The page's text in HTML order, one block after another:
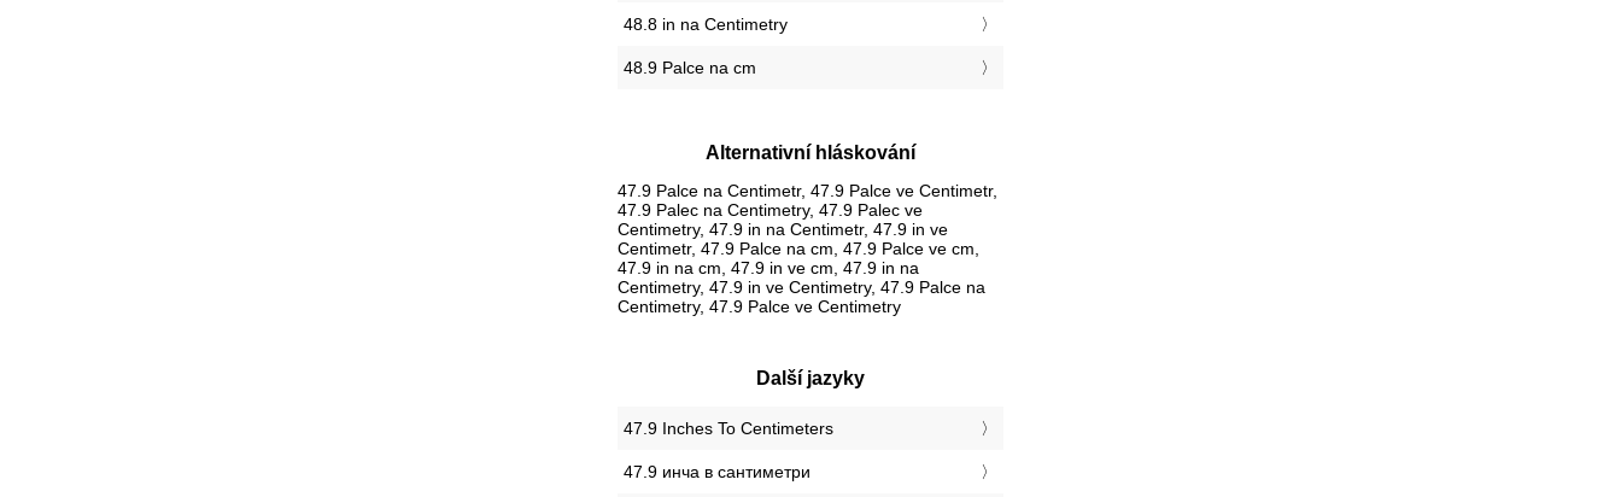
48.8 in na Centimetry
48.9 Palce na cm
Alternativní hláskování
47.9 Palce na Centimetr, 47.9 Palce ve Centimetr,
47.9 Palec na Centimetry, 47.9 Palec ve
Centimetry, 47.9 in na Centimetr, 47.9 in ve
Centimetr, 47.9 Palce na cm, 47.9 Palce ve cm,
47.9 in na cm, 47.9 in ve cm, 47.9 in na
Centimetry, 47.9 in ve Centimetry, 47.9 Palce na
Centimetry, 47.9 Palce ve Centimetry
Další jazyky
‎47.9 Inches To Centimeters
‎47.9 инча в сантиметри